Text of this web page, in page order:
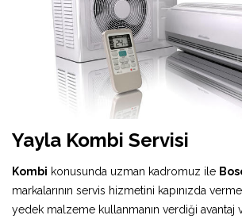
Yayla Kombi Servisi
Kombi konusunda uzman kadromuz ile
markalarının servis hizmetini kapınızda
yedek malzeme kullanmanın verdiği avantaj